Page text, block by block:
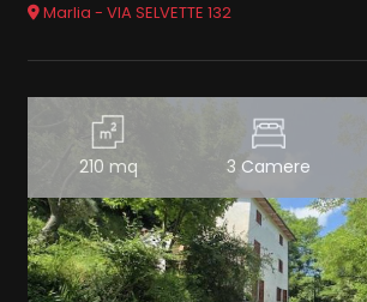
Marlia - VIA SELVETTE 132
210 mq 3 Camere